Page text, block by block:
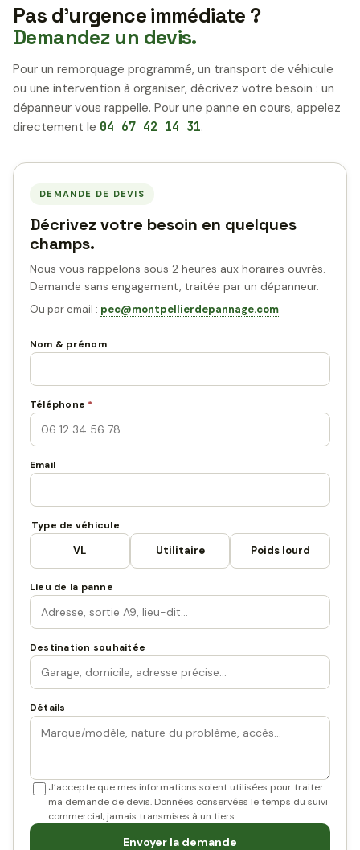
Pas d’urgence immédiate ?
Demandez un devis.
Pour un remorquage programmé, un transport de véhicule
ou une intervention à organiser, décrivez votre besoin : un
dépanneur vous rappelle. Pour une panne en cours, appelez
directement le 04 67 42 14 31.
DEMANDE DE DEVIS
Décrivez votre besoin en quelques
champs.
Nous vous rappelons sous 2 heures aux horaires ouvrés.
Demande sans engagement, traitée par un dépanneur.
Ou par email : pec@montpellierdepannage.com
Nom & prénom
Téléphone *
Email
Type de véhicule
VL Utilitaire Poids lourd
Lieu de la panne
Destination souhaitée
Détails
J’accepte que mes informations soient utilisées pour traiter
ma demande de devis. Données conservées le temps du suivi
commercial, jamais transmises à un tiers.
Envoyer la demande